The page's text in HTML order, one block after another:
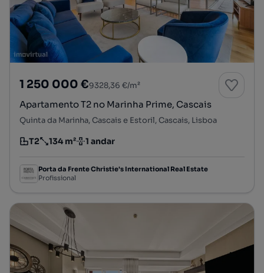
1 250 000 €9328,36 €/m²
Apartamento T2 no Marinha Prime, Cascais
Quinta da Marinha, Cascais e Estoril, Cascais, Lisboa
Tipologia
T2
Preço por metro quadrado
134 m²
Andar 1 andar
Porta da Frente Christie's International Real Estate
Profissional